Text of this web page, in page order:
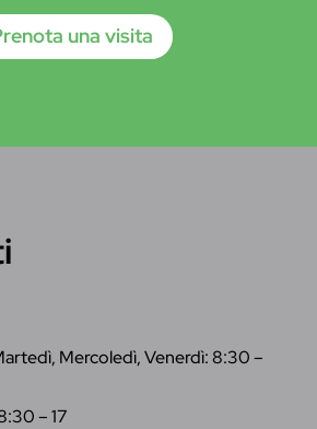
una visita
Mercoledì, Venerdì: 8:30 –
– 17